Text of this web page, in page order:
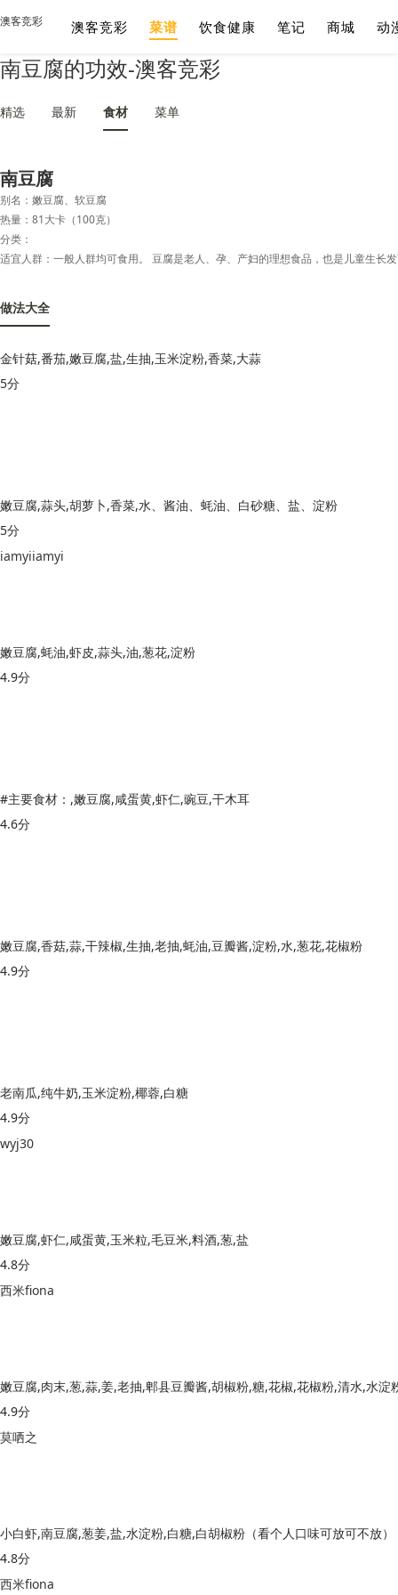
南豆腐的功效-澳客竞彩
澳客竞彩 澳客竞彩 菜谱 饮食健康 笔记 商城 动
精选 最新 食材 菜单
南豆腐
别名：嫩豆腐、软豆腐
热量：81大卡（100克）
分类：
做法大全
金针菇,番茄,嫩豆腐,盐,生抽,玉米淀粉,香菜,大蒜
5分
嫩豆腐,蒜头,胡萝卜,香菜,水、酱油、蚝油、白砂糖、盐、淀粉
5分
iamyiiamyi
嫩豆腐,蚝油,虾皮,蒜头,油,葱花,淀粉
4.9分
#主要食材：,嫩豆腐,咸蛋黄,虾仁,豌豆,干木耳
4.6分
嫩豆腐,香菇,蒜,干辣椒,生抽,老抽,蚝油,豆瓣酱,淀粉,水,葱花,花椒粉
4.9分
老南瓜,纯牛奶,玉米淀粉,椰蓉,白糖
4.9分
wyj30
嫩豆腐,虾仁,咸蛋黄,玉米粒,毛豆米,料酒,葱,盐
4.8分
西米fiona
嫩豆腐,肉末,葱,蒜,姜,老抽,郫县豆瓣酱,胡椒粉,糖,花椒,花椒粉,清水,水淀
4.9分
莫哂之
小白虾,南豆腐,葱姜,盐,水淀粉,白糖,白胡椒粉（看个人口味可放可不放）
4.8分
西米fiona